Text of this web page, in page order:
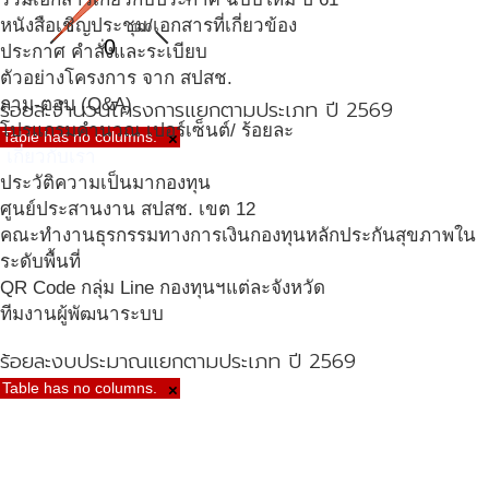
หนังสือเชิญประชุม/เอกสารที่เกี่ยวข้อง
ประกาศ คำสั่งและระเบียบ
ตัวอย่างโครงการ จาก สปสช.
ถาม-ตอบ (Q&A)
โปรแกรมคำนวณ เปอร์เซ็นต์/ ร้อยละ
ประวัติความเป็นมากองทุน
ศูนย์ประสานงาน สปสช. เขต 12
คณะทำงานธุรกรรมทางการเงินกองทุนหลักประกันสุขภาพใน
ระดับพื้นที่
QR Code กลุ่ม Line กองทุนฯแต่ละจังหวัด
ทีมงานผู้พัฒนาระบบ
0 100
0
ร้อยละจำนวนโครงการแยกตามประเภท ปี 2569
Table has no columns. ×
ร้อยละงบประมาณแยกตามประเภท ปี 2569
Table has no columns. ×